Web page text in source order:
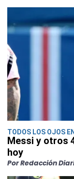
TODOS LOS OJOS
Messi y otros
hoy
Por Redacción